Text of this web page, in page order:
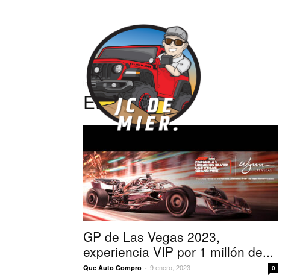
Carlos
Inicio Etiquetas VIP
Etiqueta: VIP
GP de Las Vegas 2023,
experiencia VIP por 1 millón de...
Que Auto Compro - 9 enero, 2023 0